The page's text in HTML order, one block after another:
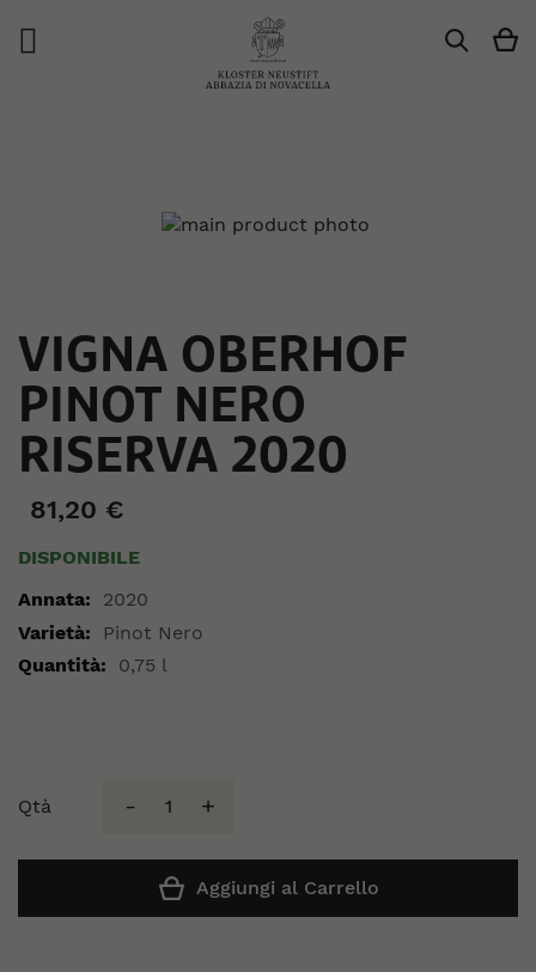
Search
VIGNA OBERHOF
PINOT NERO
RISERVA 2020
81,20 €
DISPONIBILE
Maggiori
Informazioni
2020
Pinot Nero
0,75 l
Qtà
Aggiungi al Carrello
all'inizio
della
galleria
di
immagini